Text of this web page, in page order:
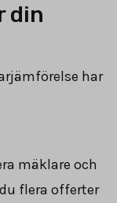
din
har
mäklare och
flera offerter